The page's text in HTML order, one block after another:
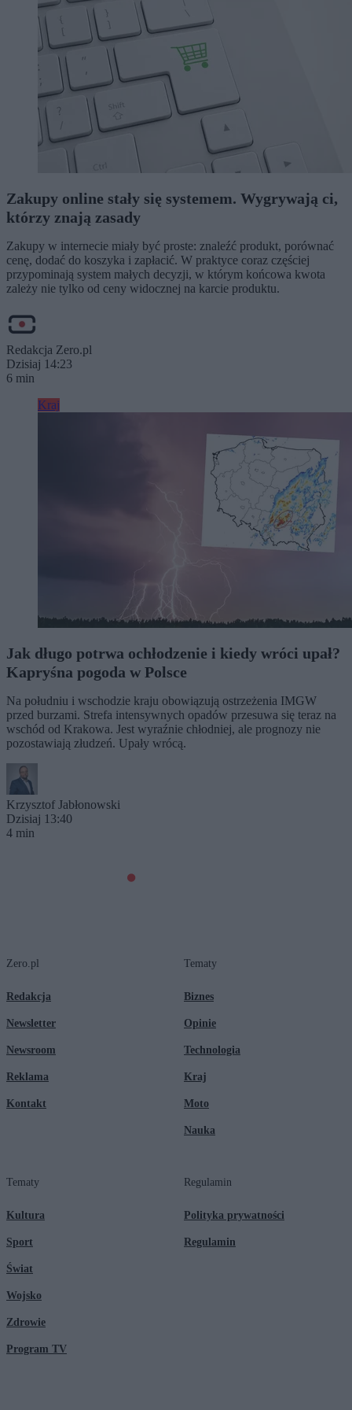
Zakupy online stały się systemem. Wygrywają ci,
którzy znają zasady
Zakupy w internecie miały być proste: znaleźć produkt, porównać
cenę, dodać do koszyka i zapłacić. W praktyce coraz częściej
przypominają system małych decyzji, w którym końcowa kwota
zależy nie tylko od ceny widocznej na karcie produktu.
Redakcja Zero.pl
Dzisiaj 14:23
6 min
Kraj
Jak długo potrwa ochłodzenie i kiedy wróci upał?
Kapryśna pogoda w Polsce
Na południu i wschodzie kraju obowiązują ostrzeżenia IMGW
przed burzami. Strefa intensywnych opadów przesuwa się teraz na
wschód od Krakowa. Jest wyraźnie chłodniej, ale prognozy nie
pozostawiają złudzeń. Upały wrócą.
Krzysztof Jabłonowski
Dzisiaj 13:40
4 min
Zero.pl
Redakcja
Newsletter
Newsroom
Reklama
Kontakt
Tematy
Biznes
Opinie
Technologia
Kraj
Moto
Nauka
Tematy
Kultura
Sport
Świat
Wojsko
Zdrowie
Program TV
Regulamin
Polityka prywatności
Regulamin